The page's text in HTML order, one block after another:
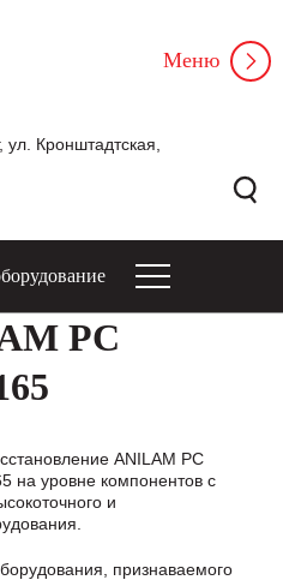
ул. Кронштадтская,
Меню
PC
ANILAM PC
на уровне компонентов с
и
признаваемого